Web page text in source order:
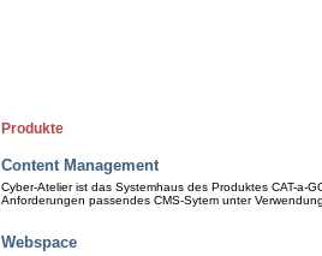
Produkte
Content Management
Cyber-Atelier ist das Systemhaus des Produktes CAT-a-
Anforderungen passendes CMS-Sytem unter
Webspace